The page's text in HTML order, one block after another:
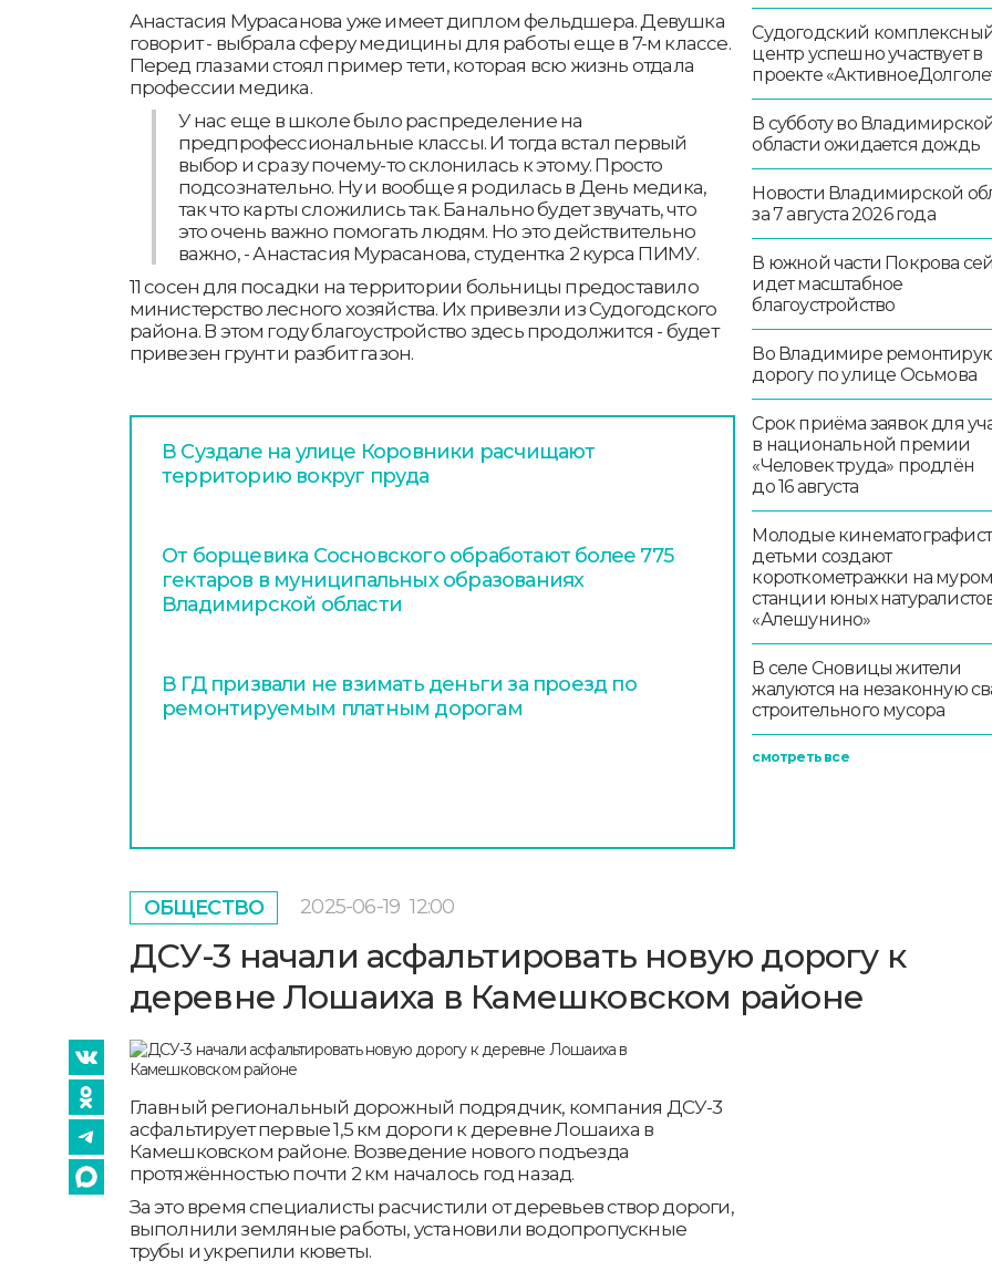
Анастасия Мурасанова уже имеет диплом фельдшера. Девушка
говорит - выбрала сферу медицины для работы еще в 7-м классе.
Перед глазами стоял пример тети, которая всю жизнь отдала
профессии медика.
У нас еще в школе было распределение на
предпрофессиональные классы. И тогда встал первый
выбор и сразу почему-то склонилась к этому. Просто
подсознательно. Ну и вообще я родилась в День медика,
так что карты сложились так. Банально будет звучать, что
это очень важно помогать людям. Но это действительно
важно, - Анастасия Мурасанова, студентка 2 курса ПИМУ.
11 сосен для посадки на территории больницы предоставило
министерство лесного хозяйства. Их привезли из Судогодского
района. В этом году благоустройство здесь продолжится - будет
привезен грунт и разбит газон.
В Суздале на улице Коровники расчищают
территорию вокруг пруда
От борщевика Сосновского обработают более 775
гектаров в муниципальных образованиях
Владимирской области
В ГД призвали не взимать деньги за проезд по
ремонтируемым платным дорогам
Судогодский
центр успешно участвует в
проекте
В субботу во
области ожидается дождь
Новости Владимирской
за 7 августа 2026 года
В южной части Покрова
идет масштабное
благоустройство
Во Владимире
дорогу по улице Осьмова
Срок приёма заявок для
в национальной премии
«Человек труда» продлён
до 16 августа
Молодые
детьми создают
короткометражки на
станции юных
«Алешунино»
В селе Сновицы жители
жалуются на незаконную
строительного мусора
смотреть все
ОБЩЕСТВО 2025-06-19 12:00
ДСУ-3 начали асфальтировать новую дорогу к
деревне Лошаиха в Камешковском районе
Главный региональный дорожный подрядчик, компания ДСУ-3
асфальтирует первые 1,5 км дороги к деревне Лошаиха в
Камешковском районе. Возведение нового подъезда
протяжённостью почти 2 км началось год назад.
За это время специалисты расчистили от деревьев створ дороги,
выполнили земляные работы, установили водопропускные
трубы и укрепили кюветы.